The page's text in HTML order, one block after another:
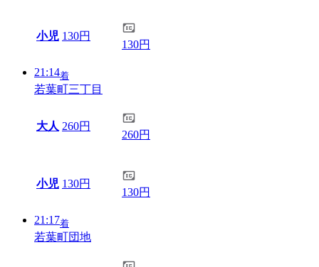
小児 130円
130円
21:14着
若葉町三丁目
大人 260円
260円
小児 130円
130円
21:17着
若葉町団地